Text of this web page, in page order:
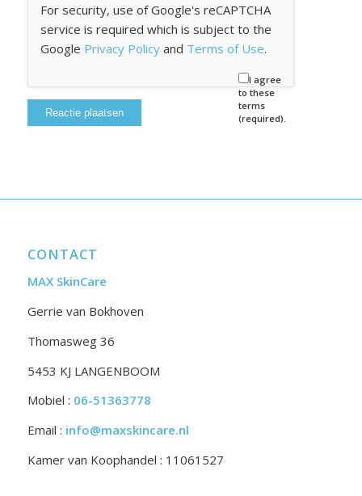
For security, use of Google's reCAPTCHA
service is required which is subject to the
Google Privacy Policyand Terms of Use.
I agree
to these
terms
(required).
CONTACT
MAX SkinCare
Gerrie van Bokhoven
Thomasweg 36
5453 KJ LANGENBOOM
Mobiel : 06-51363778
Email : info@maxskincare.nl
Kamer van Koophandel : 11061527